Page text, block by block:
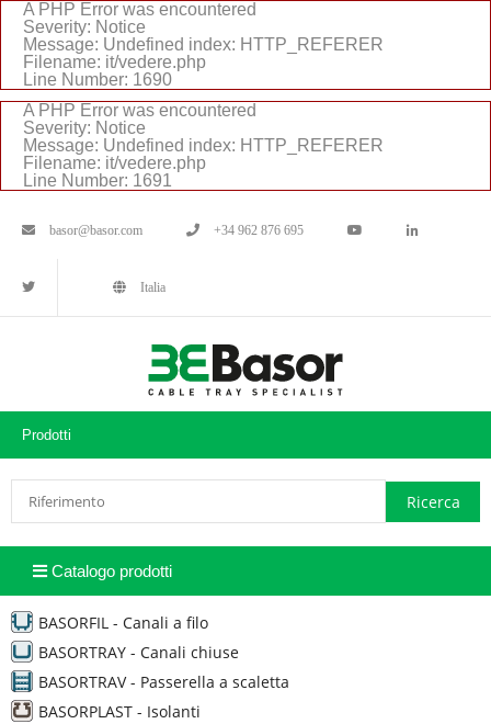
A PHP Error was encountered
Severity: Notice
Message: Undefined index: HTTP_REFERER
Filename: it/vedere.php
Line Number: 1690
A PHP Error was encountered
Severity: Notice
Message: Undefined index: HTTP_REFERER
Filename: it/vedere.php
Line Number: 1691
basor@basor.com +34 962 876 695
Italia
Prodotti
Catalogo prodotti
BASORFIL - Canali a filo
BASORTRAY - Canali chiuse
BASORTRAV - Passerella a scaletta
BASORPLAST - Isolanti